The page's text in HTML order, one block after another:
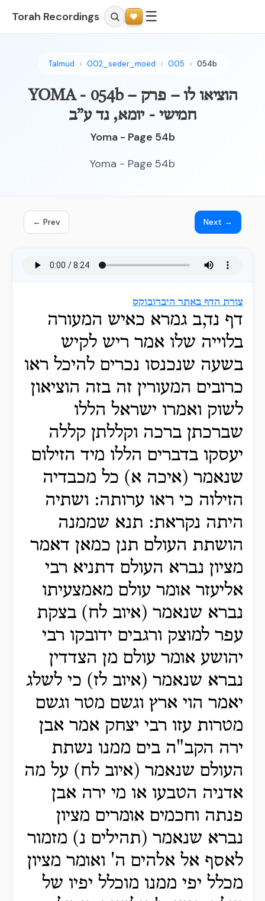
Torah Recordings ☰
Talmud 002_seder_moed 005 054b
YOMA - 054b – הוציאו לו – פרק
חמישי - יומא, נד ע”ב
Yoma - Page 54b
Yoma - Page 54b
← Prev Next →
צורת הדף באתר היברובוקס
דף נד,ב גמרא כאיש המעורה
בלוייה שלו אמר ריש לקיש
בשעה שנכנסו נכרים להיכל ראו
כרובים המעורין זה בזה הוציאון
לשוק ואמרו ישראל הללו
שברכתן ברכה וקללתן קללה
יעסקו בדברים הללו מיד הזילום
שנאמר (איכה א) כל מכבדיה
הזילוה כי ראו ערותה: ושתיה
היתה נקראת: תנא שממנה
הושתת העולם תנן כמאן דאמר
מציון נברא העולם דתניא רבי
אליעזר אומר עולם מאמצעיתו
נברא שנאמר (איוב לח) בצקת
עפר למוצק ורגבים ידובקו רבי
יהושע אומר עולם מן הצדדין
נברא שנאמר (איוב לז) כי לשלג
יאמר הוי ארץ וגשם מטר וגשם
מטרות עזו רבי יצחק אמר אבן
ירה הקב"ה בים ממנו נשתת
העולם שנאמר (איוב לח) על מה
אדניה הטבעו או מי ירה אבן
פנתה וחכמים אומרים מציון
נברא שנאמר (תהילים נ) מזמור
לאסף אל אלהים ה' ואומר מציון
מכלל יפי ממנו מוכלל יפיו של